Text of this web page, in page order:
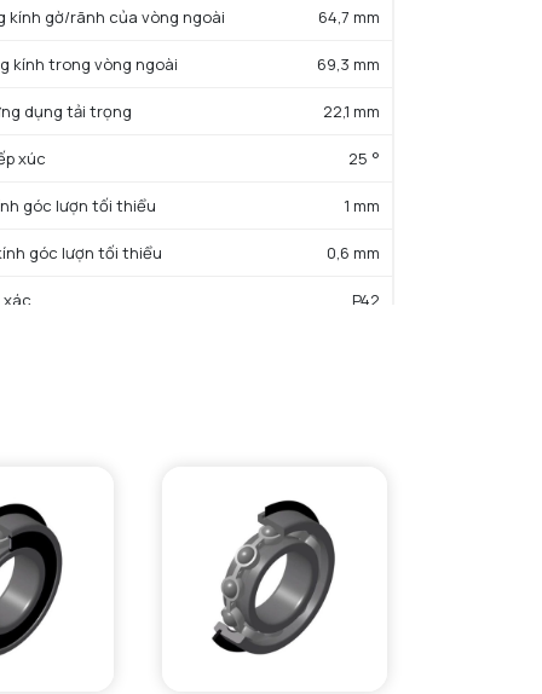
kính gờ/rãnh của vòng ngoài 64,7 mm
kính trong vòng ngoài 69,3 mm
dụng tải trọng 22,1 mm
xúc 25 °
góc lượn tối thiểu 1 mm
góc lượn tối thiểu 0,6 mm
xác P42
độ giới hạn bôi trơn dầu 27300 tr/min
độ giới hạn bôi trơn mỡ 16900 tr/min